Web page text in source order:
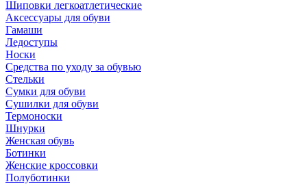
Шиповки легкоатлетические
Аксессуары для обуви
Гамаши
Ледоступы
Носки
Средства по уходу за обувью
Стельки
Сумки для обуви
Сушилки для обуви
Термоноски
Шнурки
Женская обувь
Ботинки
Женские кроссовки
Полуботинки